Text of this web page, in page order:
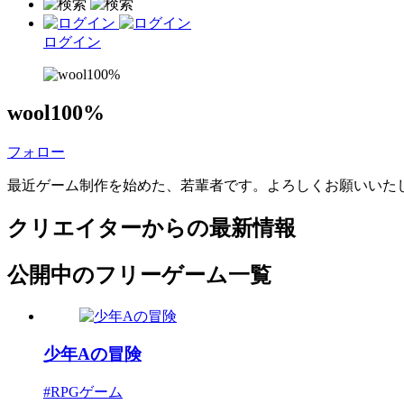
ログイン
wool100%
フォロー
最近ゲーム制作を始めた、若輩者です。よろしくお願いいた
クリエイターからの最新情報
公開中のフリーゲーム一覧
少年Aの冒険
#RPGゲーム